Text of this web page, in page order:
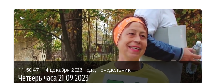
11:50:47 4 декабря 2023 года, понедельник
Четверь часа 21.09.2023